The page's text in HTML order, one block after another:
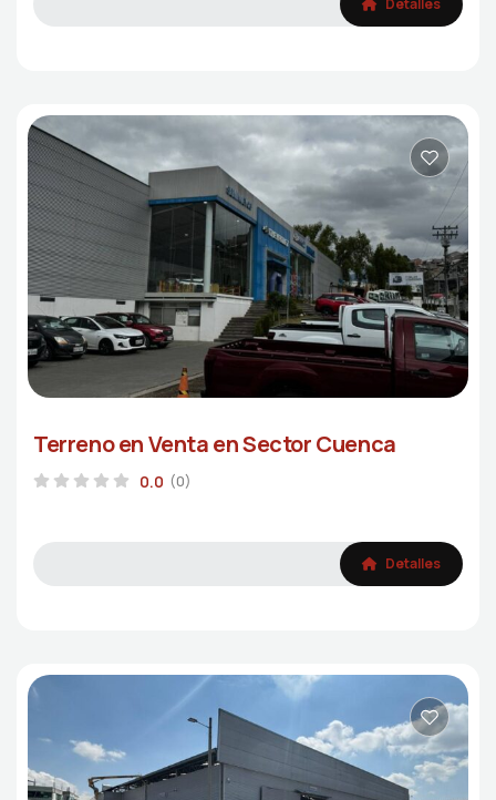
Terreno en Venta en Sector Cuenca
0.0 (0)
Detalles